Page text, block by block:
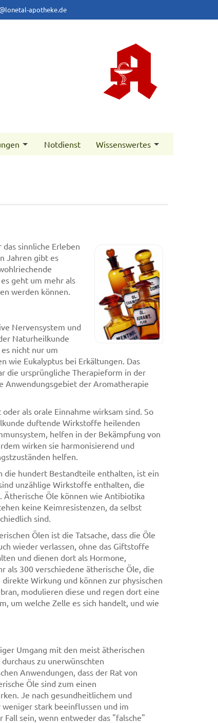
apotheke.de
Notdienst Wissenswertes
sinnliche Erleben
Jahren gibt es
geht um mehr als
werden können.
Nervensystem und
Naturheilkunde
nicht nur um
wie Eukalyptus bei Erkältungen. Das
die ursprüngliche Therapieform in der
Anwendungsgebiet der Aromatherapie
als orale Einnahme wirksam sind. So
duftende Wirkstoffe heilenden
helfen in der Bekämpfung von
wirken sie harmonisierend und
helfen.
die hundert Bestandteile enthalten, ist ein
unzählige Wirkstoffe enthalten, die
Ätherische Öle können wie Antibiotika
keine Keimresistenzen, da selbst
sind.
Ölen ist die Tatsache, dass die Öle
wieder verlassen, ohne das Giftstoffe
und dienen dort als Hormone,
als 300 verschiedene ätherische Öle, die
Wirkung und können zur physischen
modulieren diese und regen dort eine
um welche Zelle es sich handelt, und wie
Umgang mit den meist ätherischen
zu unerwünschten
Anwendungen, dass der Rat von
Öle sind zum einen
Je nach gesundheitlichem und
stark beeinflussen und im
Fall sein, wenn entweder das "falsche"